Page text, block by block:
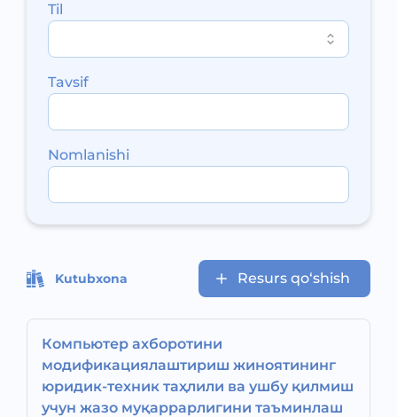
Til
Tavsif
Nomlanishi
Kutubxona Resurs qo‘shish
Компьютер ахборотини
модификациялаштириш жиноятининг
юридик-техник таҳлили ва ушбу қилмиш
учун жазо муқаррарлигини таъминлаш